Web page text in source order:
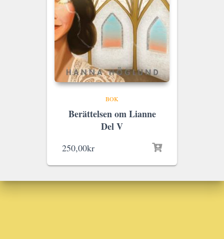
BOK
Berättelsen om Lianne
Del V
250,00kr